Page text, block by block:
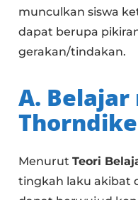
munculkan siswa
dapat berupa
gerakan/tindakan.
A.
Thorndike
MenurutTeori
tingkah laku akibat